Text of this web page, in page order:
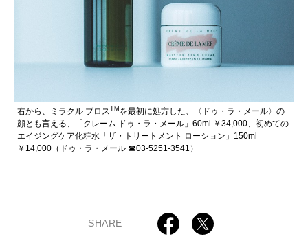
右から、ミラクル ブロス TM を最初に処方した、〈ドゥ・ラ・メール〉の
顔とも言える、「クレーム ドゥ・ラ・メール」60ml ￥34,000、初めての
エイジングケア化粧水「ザ・トリートメント ローション」150ml
￥14,000（ドゥ・ラ・メール ☎03-5251-3541）
SHARE